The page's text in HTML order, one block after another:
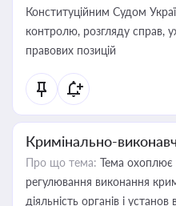
Конституційним Судом
контролю, розгляду справ,
правових позицій
Кримінально-
Про що тема: Тема охоплює
регулювання виконання
діяльність органів і